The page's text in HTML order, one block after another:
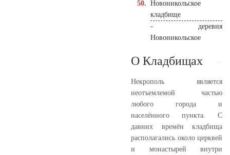
Новоникольское
кладбище
- деревня
Новоникольское
О Кладбищах
Некрополь является
неотъемлемой частью
любого города и
населённого пункта. С
давних времён кладбища
располагались около церквей
и монастырей внутри